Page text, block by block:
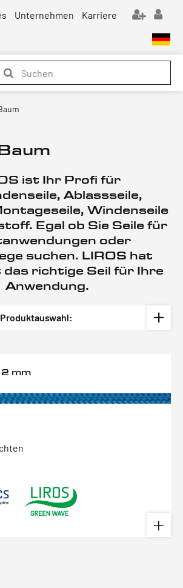
Unternehmen Karriere
ist Ihr Profi für
Ablassseile,
Windenseile
Egal ob Sie Seile für
oder
suchen. LIROS hat
richtige Seil für Ihre
Anwendung.
mm